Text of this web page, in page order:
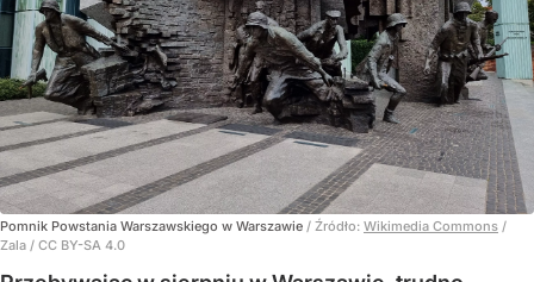
Pomnik Powstania Warszawskiego w Warszawie / Źródło: Wikimedia Commons /
Zala / CC BY-SA 4.0